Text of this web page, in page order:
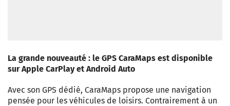
La grande nouveauté : le GPS CaraMaps est disponible
sur Apple CarPlay et Android Auto
Avec son GPS dédié, CaraMaps propose une navigation
pensée pour les véhicules de loisirs. Contrairement à un